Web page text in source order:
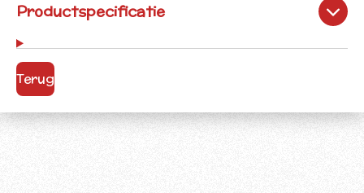
Productspecificatie
Terug